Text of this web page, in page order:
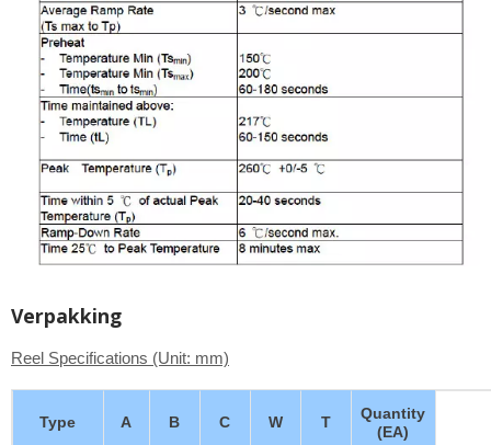
Verpakking
Reel Specifications (Unit: mm)
Type A B C W T
Quantity
(EA)